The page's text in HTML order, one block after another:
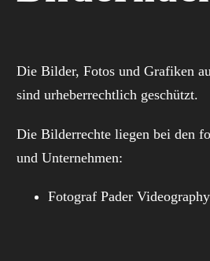
Die Bilder, Fotos und Grafiken
sind urheberrechtlich geschützt.
Die Bilderrechte liegen bei den
und Unternehmen:
Fotograf Pader Videography